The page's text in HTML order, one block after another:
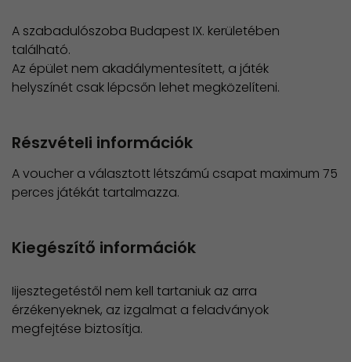
A szabadulószoba Budapest IX. kerületében
található.
​Az épület nem akadálymentesített, a játék
helyszínét csak lépcsőn lehet megközelíteni.
Részvételi információk
A voucher a választott létszámú csapat maximum 75
perces játékát tartalmazza.
Kiegészítő információk
Iijesztegetéstől nem kell tartaniuk az arra
érzékenyeknek, az izgalmat a feladványok
megfejtése biztosítja.